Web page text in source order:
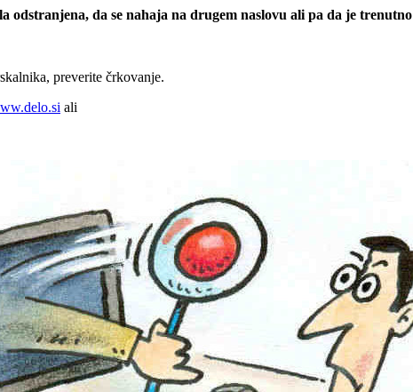
odstranjena, da se nahaja na drugem naslovu ali pa da je
preverite črkovanje.
ali